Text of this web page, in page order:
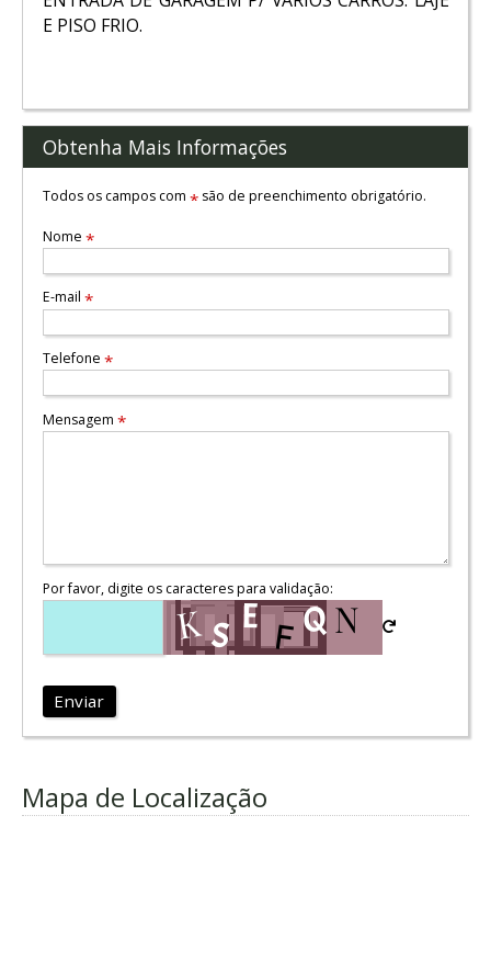
E PISO FRIO.
Obtenha Mais Informações
Todos os campos com *são de preenchimento obrigatório.
Nome *
E-mail *
Telefone *
Mensagem *
Por favor, digite os caracteres para validação:
Enviar
Mapa de Localização